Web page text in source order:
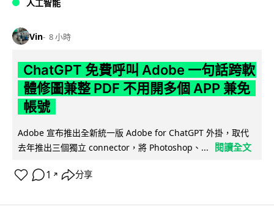
人工智能
Vin 8 小時
ChatGPT 免費呼叫 Adobe 一句話跨軟
體修圖兼整 PDF 不用開多個 APP 兼免
帳號
Adobe 宣布推出全新統一版 Adobe for ChatGPT 外掛，取代
去年推出三個獨立 connector，將 Photoshop、...
閱讀全文
1 ↗ 分享